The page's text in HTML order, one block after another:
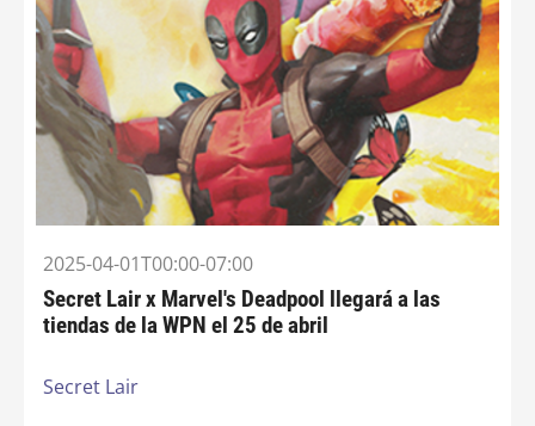
2025-04-01T00:00-07:00
Secret Lair x Marvel's Deadpool llegará a las
tiendas de la WPN el 25 de abril
Secret Lair